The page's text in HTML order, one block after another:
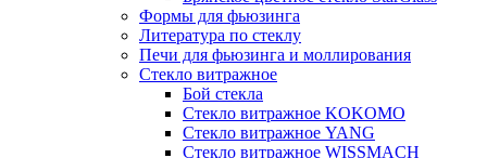
Формы для фьюзинга
Литература по стеклу
Печи для фьюзинга и моллирования
Стекло витражное
Бой стекла
Стекло витражное KOKOMO
Стекло витражное YANG
Стекло витражное WISSMACH